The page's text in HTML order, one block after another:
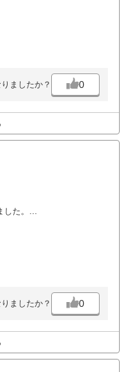
に高いので、もう少しリ
のですが笑でも、また皆
たいです。
ましたか？ 0
た。
ました！
で満足？？
ましたか？ 0